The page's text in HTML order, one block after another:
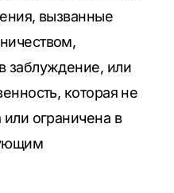
вызванные
заблуждение, или
которая не
ограничена в